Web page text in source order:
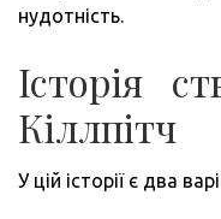
нудотність.
Історія
Кіллпітч
У цій історії є два